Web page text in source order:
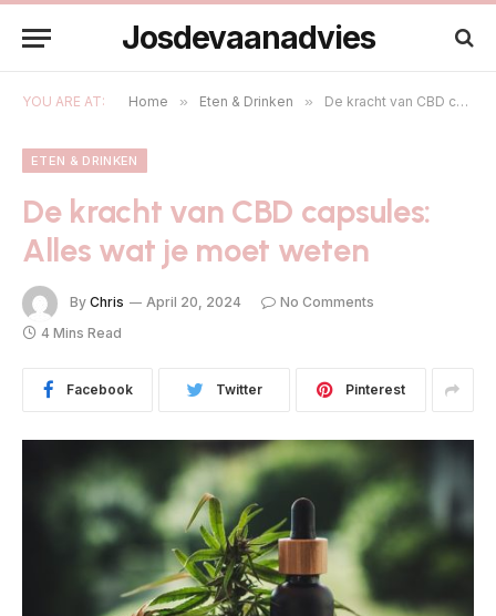
Josdevaanadvies
YOU ARE AT: Home » Eten & Drinken » De kracht van CBD capsules: Alles wat je moet weten
ETEN & DRINKEN
De kracht van CBD capsules:
Alles wat je moet weten
By Chris April 20, 2024
No Comments
4 Mins Read
Facebook Twitter Pinterest